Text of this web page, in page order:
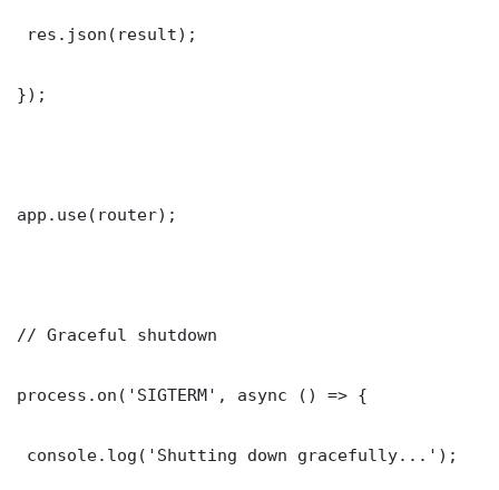
res.json(result);
});
app.use(router);
// Graceful shutdown
process.on('SIGTERM', async () => {
console.log('Shutting down gracefully...');